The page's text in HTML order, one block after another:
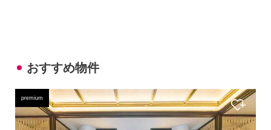
おすすめ物件
premium